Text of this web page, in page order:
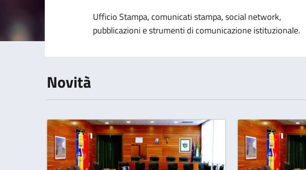
Dettagli della notizia
Ufficio Stampa, comunicati stampa, social network,
pubblicazioni e strumenti di comunicazione istituzionale.
Novità